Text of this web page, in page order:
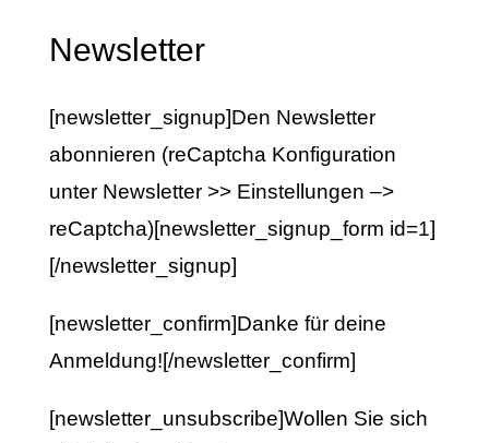
Newsletter
[newsletter_signup]Den Newsletter
abonnieren (reCaptcha Konfiguration
unter Newsletter >> Einstellungen –>
reCaptcha)[newsletter_signup_form id=1]
[/newsletter_signup]
[newsletter_confirm]Danke für deine
Anmeldung![/newsletter_confirm]
[newsletter_unsubscribe]Wollen Sie sich